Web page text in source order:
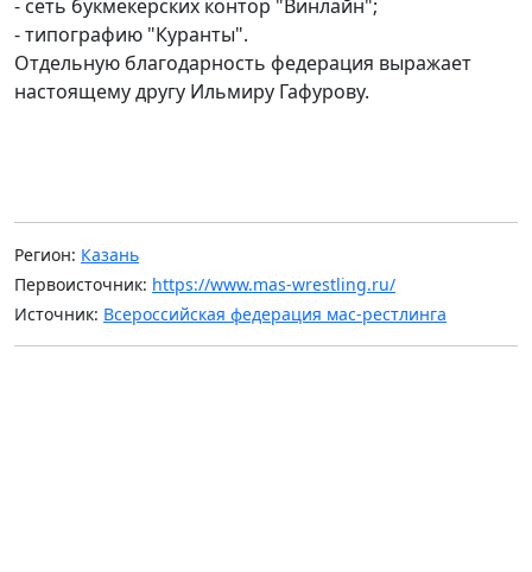
- сеть букмекерских контор "Винлайн";
- типографию "Куранты".
Отдельную благодарность федерация выражает
настоящему другу Ильмиру Гафурову.
Регион: Казань
Первоисточник: https://www.mas-wrestling.ru/
Источник: Всероссийская федерация мас-рестлинга